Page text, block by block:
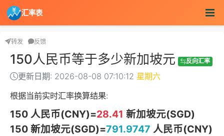
汇率表
转发 反馈
150人民币等于多少新加坡元 反向汇率
更新日期: 2026-08-08 07:10:12 星期六
根据当前实时汇率换算结果:
150 人民币(CNY)=28.41 新加坡元(SGD)
150 新加坡元(SGD)=791.9747 人民币(CNY)